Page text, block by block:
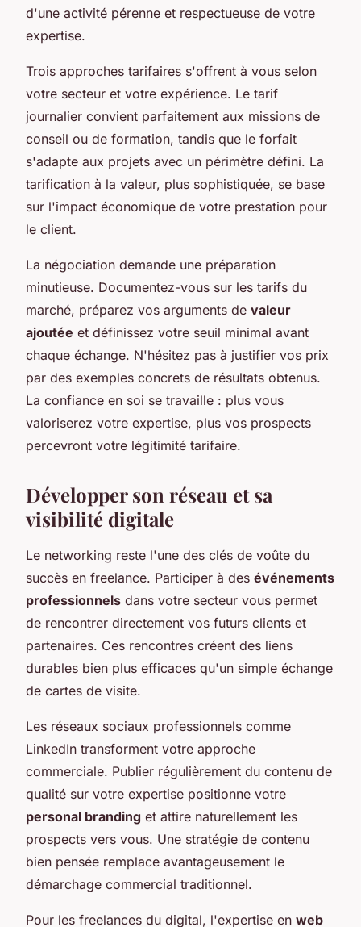
d'une activité pérenne et respectueuse de votre
expertise.
Trois approches tarifaires s'offrent à vous selon
votre secteur et votre expérience. Le tarif
journalier convient parfaitement aux missions de
conseil ou de formation, tandis que le forfait
s'adapte aux projets avec un périmètre défini. La
tarification à la valeur, plus sophistiquée, se base
sur l'impact économique de votre prestation pour
le client.
La négociation demande une préparation
minutieuse. Documentez-vous sur les tarifs du
marché, préparez vos arguments de valeur
ajoutée et définissez votre seuil minimal avant
chaque échange. N'hésitez pas à justifier vos prix
par des exemples concrets de résultats obtenus.
La confiance en soi se travaille : plus vous
valoriserez votre expertise, plus vos prospects
percevront votre légitimité tarifaire.
Développer son réseau et sa
visibilité digitale
Le networking reste l'une des clés de voûte du
succès en freelance. Participer à des événements
professionnels dans votre secteur vous permet
de rencontrer directement vos futurs clients et
partenaires. Ces rencontres créent des liens
durables bien plus efficaces qu'un simple échange
de cartes de visite.
Les réseaux sociaux professionnels comme
LinkedIn transforment votre approche
commerciale. Publier régulièrement du contenu de
qualité sur votre expertise positionne votre
personal branding et attire naturellement les
prospects vers vous. Une stratégie de contenu
bien pensée remplace avantageusement le
démarchage commercial traditionnel.
Pour les freelances du digital, l'expertise en web